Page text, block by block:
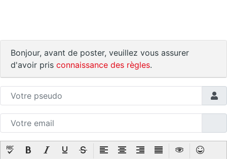
Bonjour, avant de poster, veuillez vous assurer
d'avoir pris connaissance des règles.